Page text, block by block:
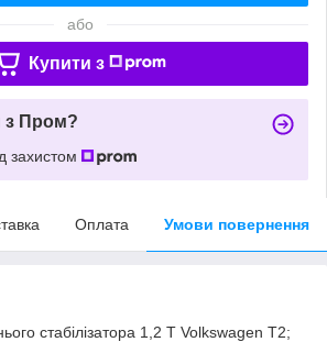
або
Купити з
з Пром?
захистом
Оплата Умови повернення
стабілізатора 1,2 Т Volkswagen T2;